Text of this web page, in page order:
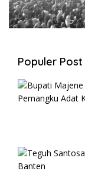
Populer Post